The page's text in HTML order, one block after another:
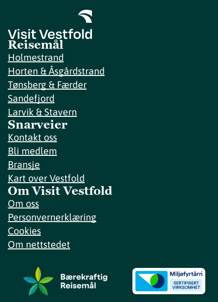
Reisemål
Holmestrand
Horten & Åsgårdstrand
Tønsberg & Færder
Sandefjord
Larvik & Stavern
Snarveier
Kontakt oss
Bli medlem
Bransje
Kart over Vestfold
Om Visit Vestfold
Om oss
Personvernerklæring
Cookies
Om nettstedet